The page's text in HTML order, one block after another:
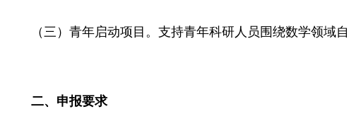
（三）青年启动项目。支持青年科研人员围绕数学领域自
二、申报要求